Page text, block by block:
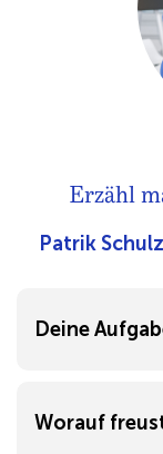
Erzähl
Patrik
Deine
Worauf